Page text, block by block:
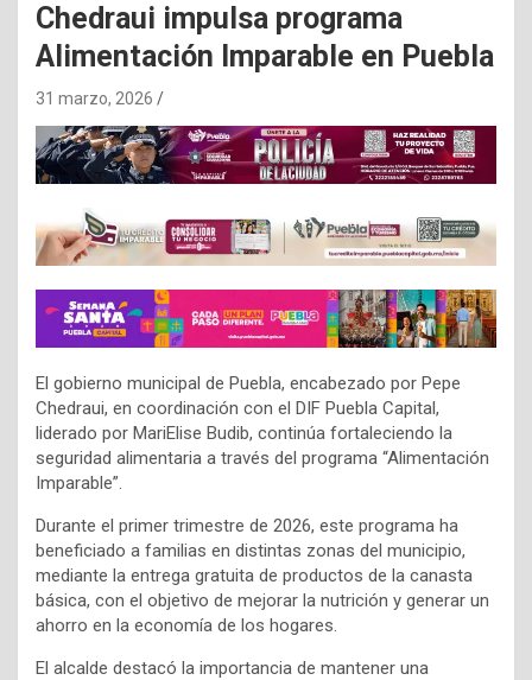
Chedraui impulsa programa
Alimentación Imparable en Puebla
31 marzo, 2026
El gobierno municipal de Puebla, encabezado por Pepe
Chedraui, en coordinación con el DIF Puebla Capital,
liderado por MariElise Budib, continúa fortaleciendo la
seguridad alimentaria a través del programa “Alimentación
Imparable”.
Durante el primer trimestre de 2026, este programa ha
beneficiado a familias en distintas zonas del municipio,
mediante la entrega gratuita de productos de la canasta
básica, con el objetivo de mejorar la nutrición y generar un
ahorro en la economía de los hogares.
El alcalde destacó la importancia de mantener una